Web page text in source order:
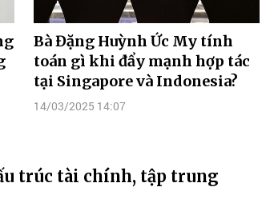
Bà Đặng Huỳnh Ức My tính
toán gì khi đẩy mạnh hợp tác
tại Singapore và Indonesia?
14/03/2025 14:07
trúc tài chính, tập trung